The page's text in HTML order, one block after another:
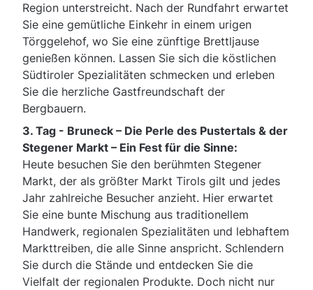
Region unterstreicht. Nach der Rundfahrt erwartet
Sie eine gemütliche Einkehr in einem urigen
Törggelehof, wo Sie eine zünftige Brettljause
genießen können. Lassen Sie sich die köstlichen
Südtiroler Spezialitäten schmecken und erleben
Sie die herzliche Gastfreundschaft der
Bergbauern.
3. Tag - Bruneck – Die Perle des Pustertals & der
Stegener Markt – Ein Fest für die Sinne:
Heute besuchen Sie den berühmten Stegener
Markt, der als größter Markt Tirols gilt und jedes
Jahr zahlreiche Besucher anzieht. Hier erwartet
Sie eine bunte Mischung aus traditionellem
Handwerk, regionalen Spezialitäten und lebhaftem
Markttreiben, die alle Sinne anspricht. Schlendern
Sie durch die Stände und entdecken Sie die
Vielfalt der regionalen Produkte. Doch nicht nur